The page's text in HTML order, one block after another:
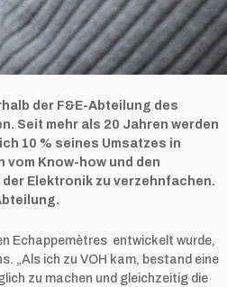
der F&E-Abteilung des
Seit mehr als 20 Jahren werden
10 % seines Umsatzes in
Know-how und den
Elektronik zu verzehnfachen.
Echappemètres entwickelt wurde,
„Als ich zu VOH kam, bestand eine
zu machen und gleichzeitig die